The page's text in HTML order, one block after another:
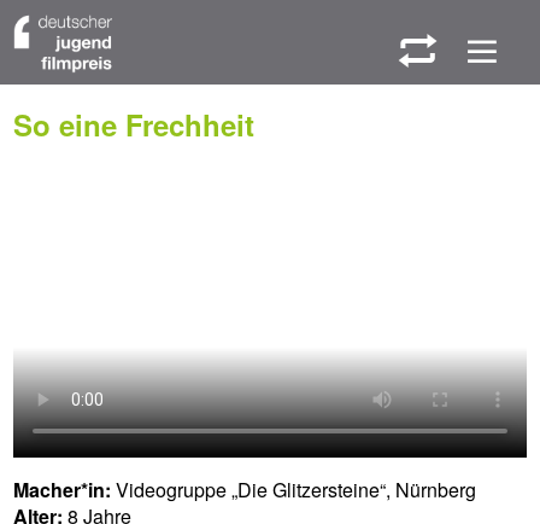
W M
So eine Frechheit
Macher*in: Videogruppe „Die Glitzersteine“, Nürnberg
Alter: 8 Jahre